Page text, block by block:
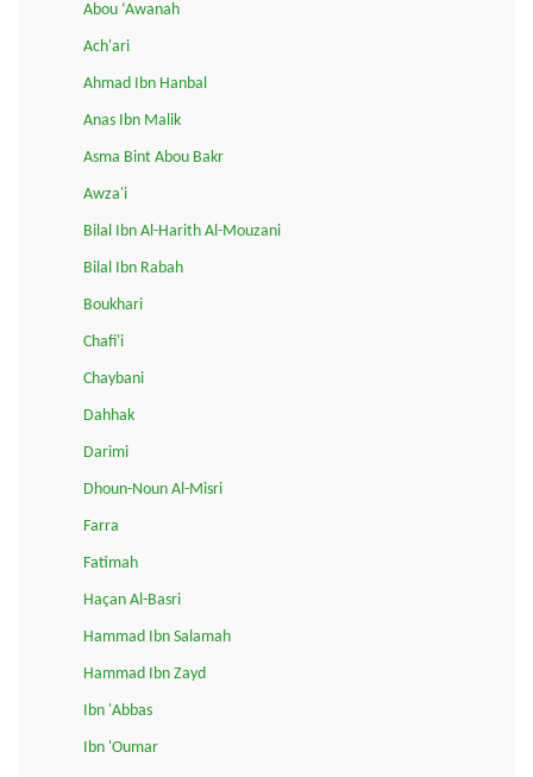
Abou ‘Awanah
Ach'ari
Ahmad Ibn Hanbal
Anas Ibn Malik
Asma Bint Abou Bakr
Awza'i
Bilal Ibn Al-Harith Al-Mouzani
Bilal Ibn Rabah
Boukhari
Chafi'i
Chaybani
Dahhak
Darimi
Dhoun-Noun Al-Misri
Farra
Fatimah
Haçan Al-Basri
Hammad Ibn Salamah
Hammad Ibn Zayd
Ibn 'Abbas
Ibn 'Oumar